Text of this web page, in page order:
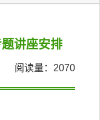
讲座安排
阅读量： 2070